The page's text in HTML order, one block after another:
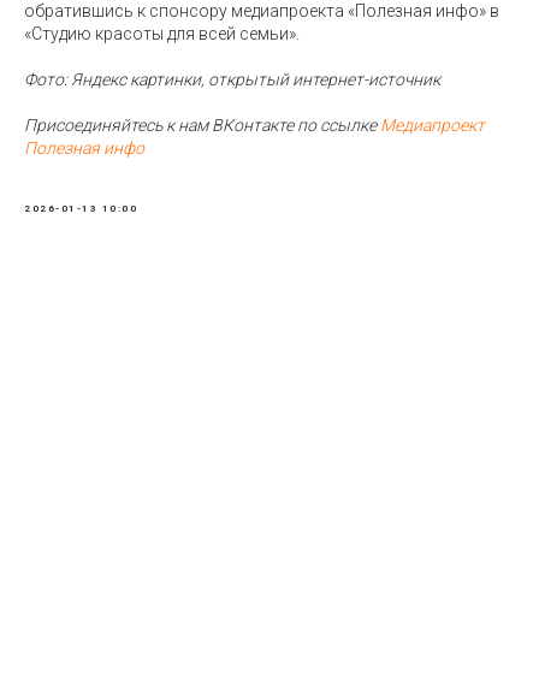
обратившись к спонсору медиапроекта «Полезная инфо» в
«Студию красоты для всей семьи».
Фото: Яндекс картинки, открытый интернет-источник
Присоединяйтесь к нам ВКонтакте по ссылкеМедиапроект
Полезная инфо
2026-01-13 10:00